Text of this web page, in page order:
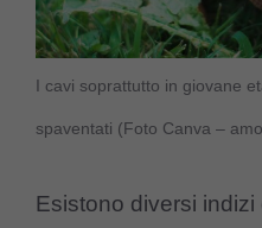
I cavi soprattutto in giovane
spaventati (Foto Canva –
Esistono diversi